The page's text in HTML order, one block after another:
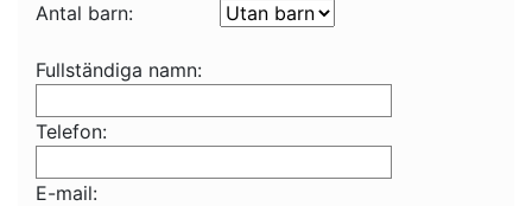
Antal barn:
Fullständiga namn:
Telefon:
E-mail: